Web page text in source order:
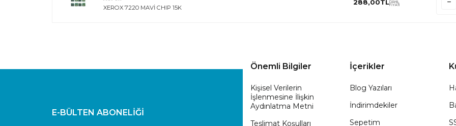
XEROX 7220 MAVİ CHIP 15K
288,00TLDAHİL
FİYATI
E-BÜLTEN ABONELİĞİ
Önemli Bilgiler
Kişisel Verilerin
İşlenmesine İlişkin
Aydınlatma Metni
Teslimat Koşulları
İçerikler
Blog Yazıları
İndirimdekiler
Sepetim